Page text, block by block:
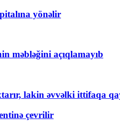
yönəlir
məbləğini açıqlamayıb
lakin əvvəlki ittifaqa
çevrilir